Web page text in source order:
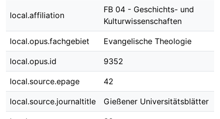
local.affiliation
FB 04 - Geschichts- und
Kulturwissenschaften
local.opus.fachgebiet Evangelische Theologie
local.opus.id 9352
local.source.epage 42
local.source.journaltitle Gießener Universitätsblätter